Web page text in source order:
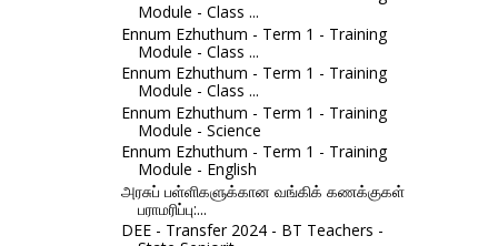
Module - Class ...
Ennum Ezhuthum - Term 1 - Training
Module - Class ...
Ennum Ezhuthum - Term 1 - Training
Module - Class ...
Ennum Ezhuthum - Term 1 - Training
Module - Science
Ennum Ezhuthum - Term 1 - Training
Module - English
அரசுப் பள்ளிகளுக்கான வங்கிக் கணக்குகள்
பராமரிப்பு:...
DEE - Transfer 2024 - BT Teachers -